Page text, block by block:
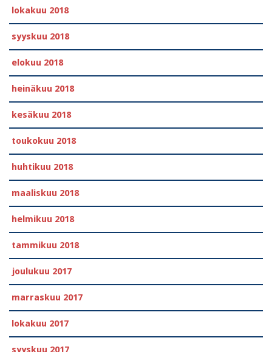
lokakuu 2018
syyskuu 2018
elokuu 2018
heinäkuu 2018
kesäkuu 2018
toukokuu 2018
huhtikuu 2018
maaliskuu 2018
helmikuu 2018
tammikuu 2018
joulukuu 2017
marraskuu 2017
lokakuu 2017
syyskuu 2017